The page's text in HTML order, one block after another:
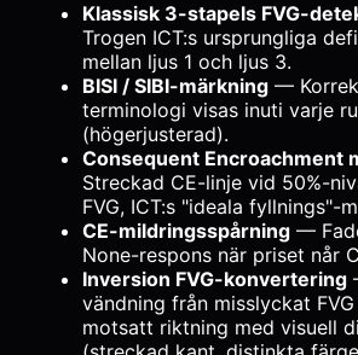
Klassisk 3-stapels FVG-
Trogen ICT:s ursprungliga
mellan ljus 1 och ljus 3.
BISI / SIBI-märkning —
terminologi visas inuti varje
(högerjusterad).
Consequent Encroachment
Streckad CE-linje vid 50%-
FVG, ICT:s "ideala fyllnings"-
CE-mildringsspårning —
None-respons när priset når
Inversion FVG-konvertering
vändning från misslyckat FVG
motsatt riktning med visuell